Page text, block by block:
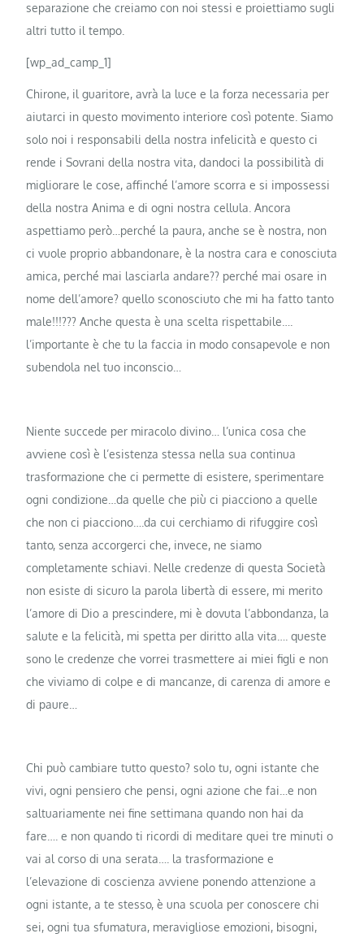
separazione che creiamo con noi stessi e proiettiamo sugli
altri tutto il tempo.
[wp_ad_camp_1]
Chirone, il guaritore, avrà la luce e la forza necessaria per
aiutarci in questo movimento interiore così potente. Siamo
solo noi i responsabili della nostra infelicità e questo ci
rende i Sovrani della nostra vita, dandoci la possibilità di
migliorare le cose, affinché l’amore scorra e si impossessi
della nostra Anima e di ogni nostra cellula. Ancora
aspettiamo però…perché la paura, anche se è nostra, non
ci vuole proprio abbandonare, è la nostra cara e conosciuta
amica, perché mai lasciarla andare?? perché mai osare in
nome dell’amore? quello sconosciuto che mi ha fatto tanto
male!!!??? Anche questa è una scelta rispettabile….
l’importante è che tu la faccia in modo consapevole e non
subendola nel tuo inconscio…
Niente succede per miracolo divino… l’unica cosa che
avviene così è l’esistenza stessa nella sua continua
trasformazione che ci permette di esistere, sperimentare
ogni condizione…da quelle che più ci piacciono a quelle
che non ci piacciono….da cui cerchiamo di rifuggire così
tanto, senza accorgerci che, invece, ne siamo
completamente schiavi. Nelle credenze di questa Società
non esiste di sicuro la parola libertà di essere, mi merito
l’amore di Dio a prescindere, mi è dovuta l’abbondanza, la
salute e la felicità, mi spetta per diritto alla vita…. queste
sono le credenze che vorrei trasmettere ai miei figli e non
che viviamo di colpe e di mancanze, di carenza di amore e
di paure…
Chi può cambiare tutto questo? solo tu, ogni istante che
vivi, ogni pensiero che pensi, ogni azione che fai…e non
saltuariamente nei fine settimana quando non hai da
fare…. e non quando ti ricordi di meditare quei tre minuti o
vai al corso di una serata…. la trasformazione e
l’elevazione di coscienza avviene ponendo attenzione a
ogni istante, a te stesso, è una scuola per conoscere chi
sei, ogni tua sfumatura, meravigliose emozioni, bisogni,